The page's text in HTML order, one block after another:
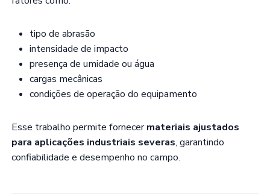
tipo de abrasão
intensidade de impacto
presença de umidade ou água
cargas mecânicas
condições de operação do equipamento
Esse trabalho permite fornecermateriais ajustados
para aplicações industriais severas, garantindo
confiabilidade e desempenho no campo.